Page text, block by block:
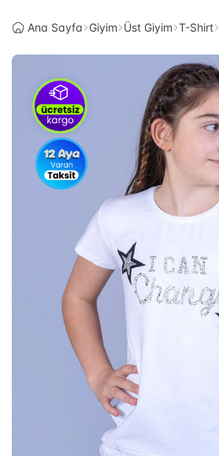
Ana Sayfa Giyim Üst Giyim T-Shirt